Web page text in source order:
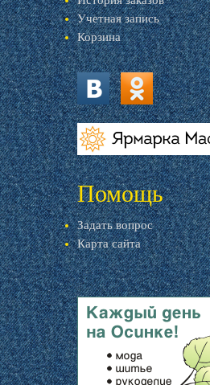
Учетная запись
Корзина
vk.com ok.ru
livemaster.ru
Помощь
Задать вопрос
Карта сайта